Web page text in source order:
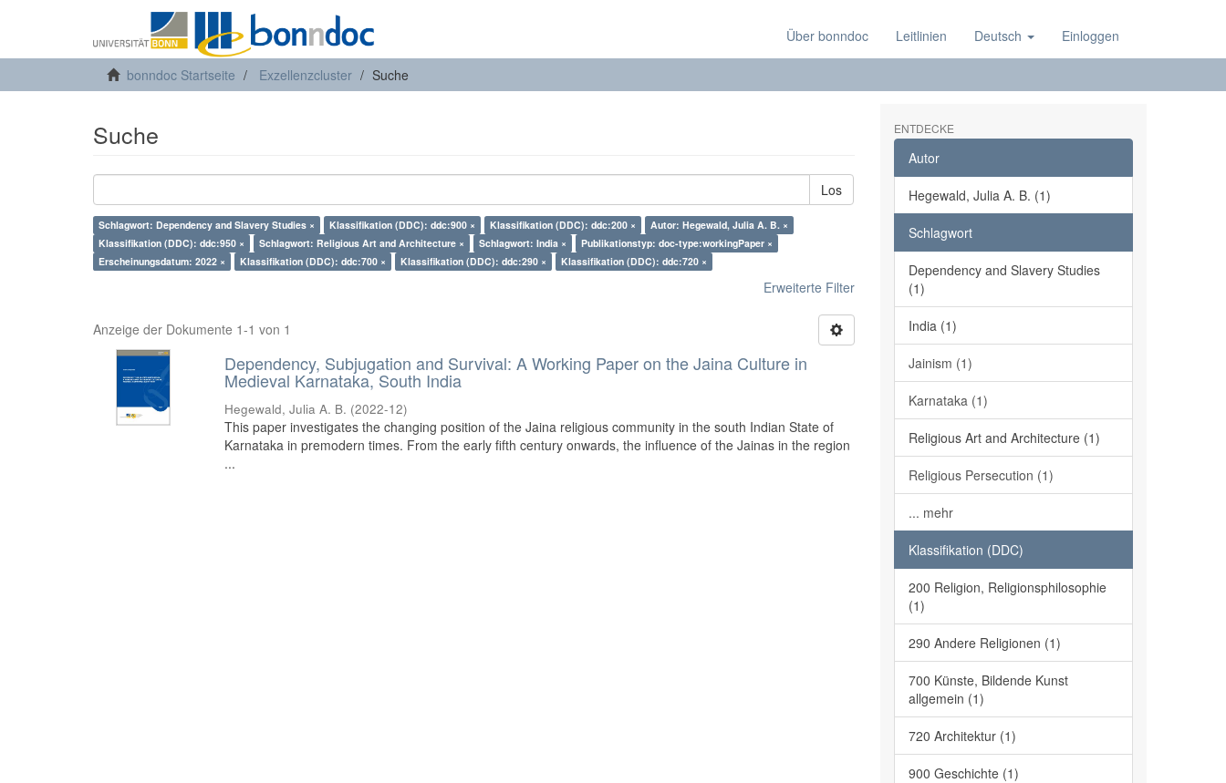
Über bonndoc Leitlinien Deutsch Einloggen
bonndoc Startseite Exzellenzcluster Suche
Suche
Los
Schlagwort: Dependency and Slavery Studies × Klassifikation (DDC): ddc:900 × Klassifikation (DDC): ddc:200 ×
Autor: Hegewald, Julia A. B. ×
Klassifikation (DDC): ddc:950 ×
Schlagwort: Religious Art and Architecture × Schlagwort: India ×
Publikationstyp: doc-type:workingPaper ×
Erscheinungsdatum: 2022 ×
Klassifikation (DDC): ddc:700 × Klassifikation (DDC): ddc:290 × Klassifikation (DDC): ddc:720 ×
Erweiterte Filter
Anzeige der Dokumente 1-1 von 1
Dependency, Subjugation and Survival: A Working Paper on the Jaina Culture in
Medieval Karnataka, South India
Hegewald, Julia A. B. (2022-12)
This paper investigates the changing position of the Jaina religious community in the south Indian State of
Karnataka in premodern times. From the early fifth century onwards, the influence of the Jainas in the region
...
ENTDECKE
Autor
Hegewald, Julia A. B. (1)
Schlagwort
Dependency and Slavery Studies
(1)
India (1)
Jainism (1)
Karnataka (1)
Religious Art and Architecture (1)
Religious Persecution (1)
... mehr
Klassifikation (DDC)
200 Religion, Religionsphilosophie
(1)
290 Andere Religionen (1)
700 Künste, Bildende Kunst
allgemein (1)
720 Architektur (1)
900 Geschichte (1)